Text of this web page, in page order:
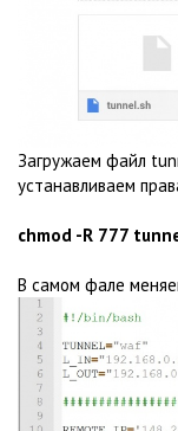
Загружаем файл
устанавливаем
chmod -R 777
В самом фале